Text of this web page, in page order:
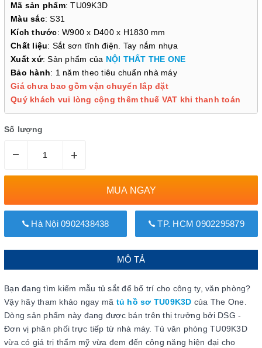
Mã sản phẩm: TU09K3D
Màu sắc: S31
Kích thước: W900 x D400 x H1830 mm
Chất liệu: Sắt sơn tĩnh điện. Tay nắm nhựa
Xuất xứ: Sản phẩm của NỘI THẤT THE ONE
Bảo hành: 1 năm theo tiêu chuẩn nhà máy
Giá chưa bao gồm vận chuyển lắp đặt
Quý khách vui lòng cộng thêm thuế VAT khi thanh toán
Số lượng
– +
MUA NGAY
Hà Nội 0902438438 TP. HCM 0902295879
MÔ TẢ
Bạn đang tìm kiếm mẫu tủ sắt để bố trí cho công ty, văn phòng?
Vậy hãy tham khảo ngay mã tủ hồ sơ TU09K3D của The One.
Dòng sản phẩm này đang được bán trên thị trưởng bởi DSG -
Đơn vị phân phối trực tiếp từ nhà máy. Tủ văn phòng TU09K3D
vừa có giá trị thẩm mỹ vừa đem đến công năng hiện đại cho